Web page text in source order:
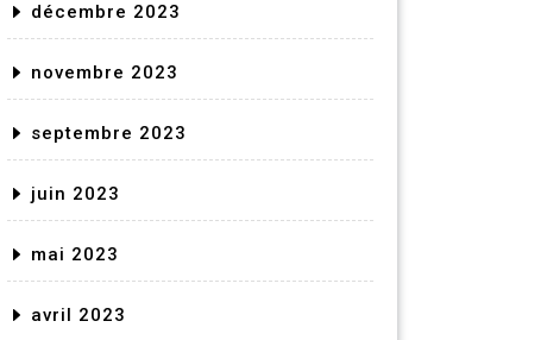
décembre 2023
novembre 2023
septembre 2023
juin 2023
mai 2023
avril 2023